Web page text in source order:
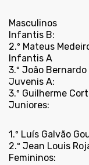
Masculinos
Infantis B:
2.º Mateus
Infantis A
3.º João
Juvenis A:
3.º Guilherme
Juniores:
1.º Luís Galvão
2.º Jean Louis
Femininos: